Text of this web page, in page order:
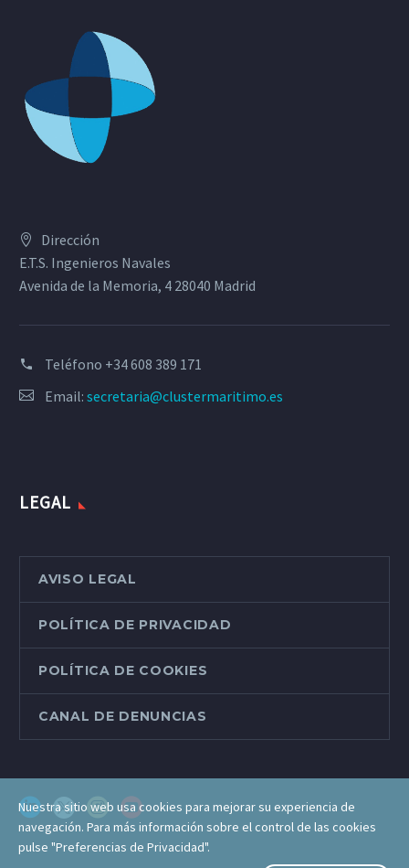
Dirección
E.T.S. Ingenieros Navales
Avenida de la Memoria, 4 28040 Madrid
Teléfono +34 608 389 171
Email: secretaria@clustermaritimo.es
LEGAL
AVISO LEGAL
POLÍTICA DE PRIVACIDAD
POLÍTICA DE COOKIES
CANAL DE DENUNCIAS
Nuestra sitio web usa cookies para mejorar su experiencia de
navegación. Para más información sobre el control de las cookies
pulse "Preferencias de Privacidad".